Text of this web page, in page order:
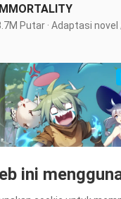
Putar · Adaptasi
Akulah sang Monster
ini